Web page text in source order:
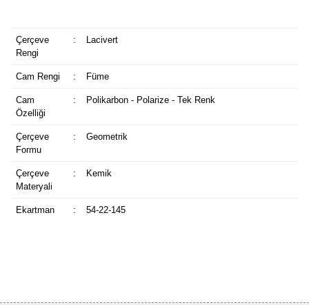
Çerçeve
Rengi
: Lacivert
Cam Rengi : Füme
Cam
Özelliği
: Polikarbon - Polarize - Tek Renk
Çerçeve
Formu
: Geometrik
Çerçeve
Materyali
: Kemik
Ekartman : 54-22-145